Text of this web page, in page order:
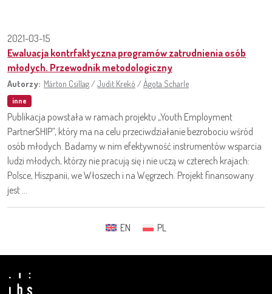
2021-03-15
Ewaluacja kontrfaktyczna programów zatrudnienia osób
młodych. Przewodnik metodologiczny
Autorzy: Márton Csillag /Judit Krekó /Ágota Scharle
inne
Publikacja powstała w ramach projektu „Youth Employment
PartnerSHIP”, który ma na celu przeciwdziałanie bezrobociu wśród
osób młodych. Badamy w nim efektywność instrumentów wsparcia
ludzi młodych, którzy nie pracują się i nie uczą w czterech krajach:
Polsce, Hiszpanii, we Włoszech i na Węgrzech. Projekt finansowany
jest ...
EN PL